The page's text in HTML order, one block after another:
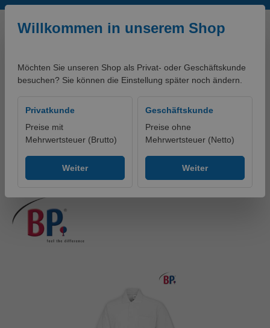
Zum Hauptinhalt springen
Willkommen in unserem Shop
Möchten Sie unseren Shop als Privat- oder Geschäftskunde
besuchen? Sie können die Einstellung später noch ändern.
Privatkunde
Preise mit
Mehrwertsteuer (Brutto)
Weiter
Geschäftskunde
Preise ohne
Mehrwertsteuer (Netto)
Weiter
BP® Poloshirt für Sie & Ihn